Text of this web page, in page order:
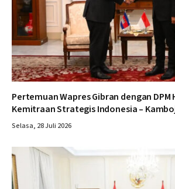
Pertemuan Wapres Gibran dengan DPM
Kemitraan Strategis Indonesia –
Selasa, 28 Juli 2026